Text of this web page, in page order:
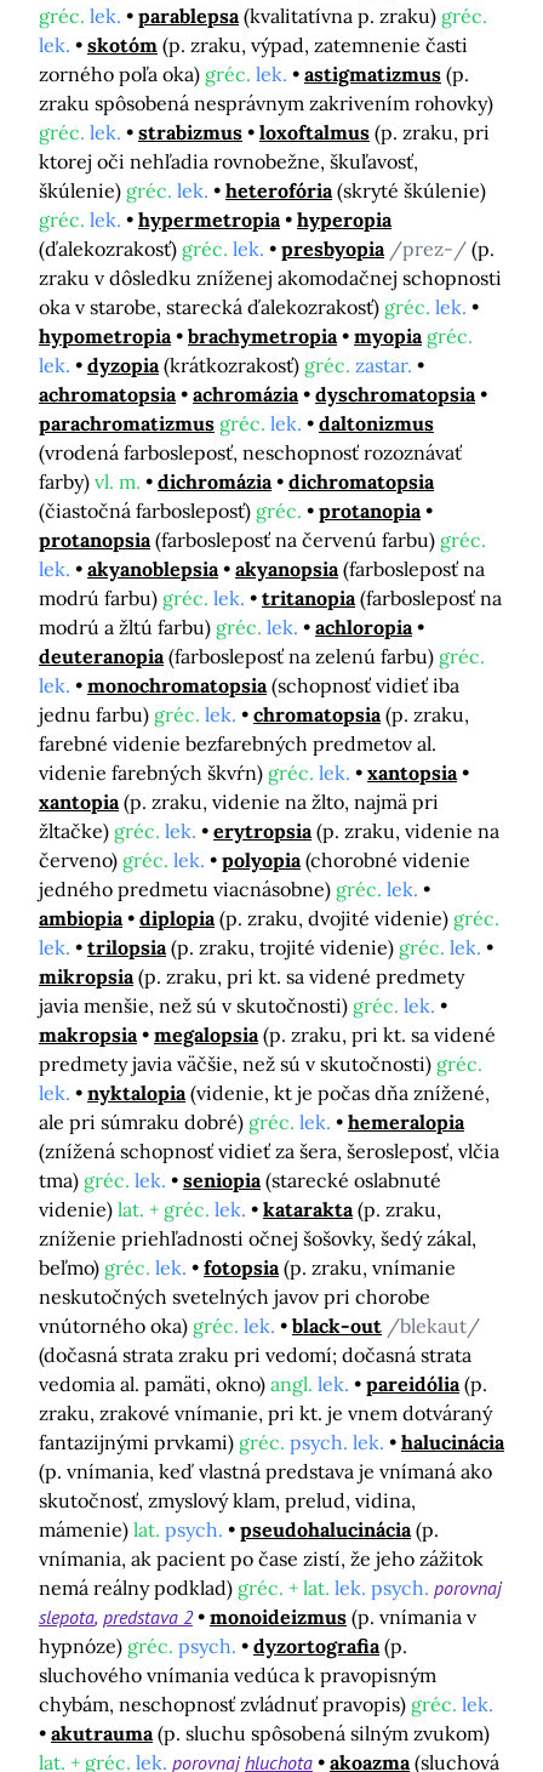
gréc. lek. parablepsa (kvalitatívna p. zraku) gréc.
lek.
skotóm (p. zraku, výpad, zatemnenie časti
zorného poľa oka) gréc. lek. astigmatizmus (p.
zraku spôsobená nesprávnym zakrivením rohovky)
gréc. lek. strabizmus loxoftalmus (p. zraku, pri
ktorej oči nehľadia rovnobežne, škuľavosť,
škúlenie) gréc. lek. heterofória (skryté škúlenie)
gréc. lek. hypermetropia
hyperopia
(ďalekozrakosť) gréc. lek. presbyopia /prez-/ (p.
zraku v dôsledku zníženej akomodačnej schopnosti
oka v starobe, starecká ďalekozrakosť) gréc. lek.
hypometropia
brachymetropia myopia gréc.
lek.
dyzopia (krátkozrakosť) gréc. zastar.
achromatopsia
achromázia
dyschromatopsia
parachromatizmus gréc. lek.
daltonizmus
(vrodená farbosleposť, neschopnosť rozoznávať
farby) vl. m. dichromázia
dichromatopsia
(čiastočná farbosleposť) gréc.
protanopia
protanopsia (farbosleposť na červenú farbu) gréc.
lek.
akyanoblepsia akyanopsia (farbosleposť na
modrú farbu) gréc. lek. tritanopia (farbosleposť na
modrú a žltú farbu) gréc. lek.
achloropia
deuteranopia (farbosleposť na zelenú farbu) gréc.
lek.
monochromatopsia (schopnosť vidieť iba
jednu farbu) gréc. lek. chromatopsia (p. zraku,
farebné videnie bezfarebných predmetov al.
videnie farebných škvŕn) gréc. lek.
xantopsia
xantopia (p. zraku, videnie na žlto, najmä pri
žltačke) gréc. lek. erytropsia (p. zraku, videnie na
červeno) gréc. lek. polyopia (chorobné videnie
jedného predmetu viacnásobne) gréc. lek.
ambiopia
diplopia (p. zraku, dvojité videnie) gréc.
lek.
trilopsia (p. zraku, trojité videnie) gréc. lek.
mikropsia (p. zraku, pri kt. sa videné predmety
javia menšie, než sú v skutočnosti) gréc. lek.
makropsia
megalopsia (p. zraku, pri kt. sa videné
predmety javia väčšie, než sú v skutočnosti) gréc.
lek.
nyktalopia (videnie, kt je počas dňa znížené,
ale pri súmraku dobré) gréc. lek.
hemeralopia
(znížená schopnosť vidieť za šera, šerosleposť, vlčia
tma) gréc. lek. seniopia (starecké oslabnuté
videnie) lat. + gréc. lek. katarakta (p. zraku,
zníženie priehľadnosti očnej šošovky, šedý zákal,
beľmo) gréc. lek. fotopsia (p. zraku, vnímanie
neskutočných svetelných javov pri chorobe
vnútorného oka) gréc. lek. black-out /blekaut/
(dočasná strata zraku pri vedomí; dočasná strata
vedomia al. pamäti, okno) angl. lek. pareidólia (p.
zraku, zrakové vnímanie, pri kt. je vnem dotváraný
fantazijnými prvkami) gréc. psych. lek.
halucinácia
(p. vnímania, keď vlastná predstava je vnímaná ako
skutočnosť, zmyslový klam, prelud, vidina,
mámenie) lat. psych. pseudohalucinácia (p.
vnímania, ak pacient po čase zistí, že jeho zážitok
nemá reálny podklad) gréc. + lat. lek. psych. porovnaj
slepota predstava 2 monoideizmus (p. vnímania v
hypnóze) gréc. psych. dyzortografia (p.
sluchového vnímania vedúca k pravopisným
chybám, neschopnosť zvládnuť pravopis) gréc. lek.
akutrauma (p. sluchu spôsobená silným zvukom)
lat. + gréc. lek. porovnajhluchota akoazma (sluchová